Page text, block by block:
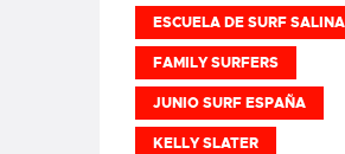
ESCUELA DE SURF
FAMILY SURFERS
JUNIO SURF ESPAÑA
KELLY SLATER